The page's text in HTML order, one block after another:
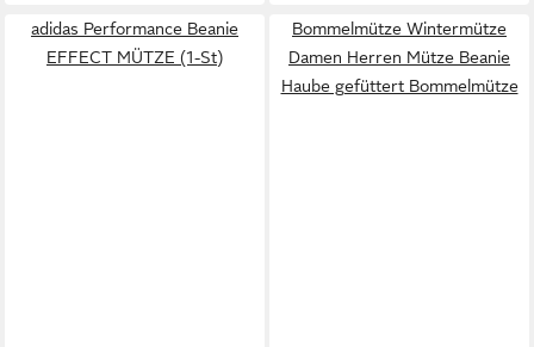
adidas Performance Beanie
EFFECT MÜTZE (1-St)
Bommelmütze Wintermütze
Damen Herren Mütze Beanie
Haube gefüttert Bommelmütze